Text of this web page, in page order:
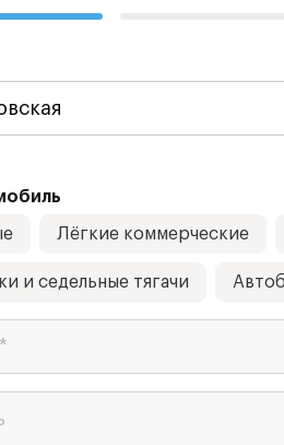
Лёгкие коммерческие
и седельные тягачи